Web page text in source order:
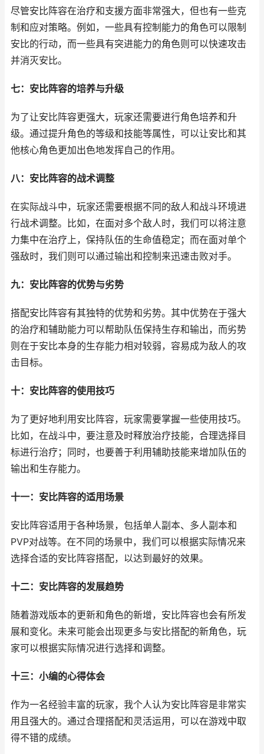
尽管安比阵容在治疗和支援方面非常强大，但也有一些克
制和应对策略。例如，一些具有控制能力的角色可以限制
安比的行动，而一些具有突进能力的角色则可以快速攻击
并消灭安比。
七：安比阵容的培养与升级
为了让安比阵容更强大，玩家还需要进行角色培养和升
级。通过提升角色的等级和技能等属性，可以让安比和其
他核心角色更加出色地发挥自己的作用。
八：安比阵容的战术调整
在实际战斗中，玩家还需要根据不同的敌人和战斗环境进
行战术调整。比如，在面对多个敌人时，我们可以将注意
力集中在治疗上，保持队伍的生命值稳定；而在面对单个
强敌时，我们则可以通过输出和控制来迅速击败对手。
九：安比阵容的优势与劣势
搭配安比阵容有其独特的优势和劣势。其中优势在于强大
的治疗和辅助能力可以帮助队伍保持生存和输出，而劣势
则在于安比本身的生存能力相对较弱，容易成为敌人的攻
击目标。
十：安比阵容的使用技巧
为了更好地利用安比阵容，玩家需要掌握一些使用技巧。
比如，在战斗中，要注意及时释放治疗技能，合理选择目
标进行治疗；同时，也要善于利用辅助技能来增加队伍的
输出和生存能力。
十一：安比阵容的适用场景
安比阵容适用于各种场景，包括单人副本、多人副本和
PVP对战等。在不同的场景中，我们可以根据实际情况来
选择合适的安比阵容搭配，以达到最好的效果。
十二：安比阵容的发展趋势
随着游戏版本的更新和角色的新增，安比阵容也会有所发
展和变化。未来可能会出现更多与安比搭配的新角色，玩
家可以根据实际情况进行选择和调整。
十三：小编的心得体会
作为一名经验丰富的玩家，我个人认为安比阵容是非常实
用且强大的。通过合理搭配和灵活运用，可以在游戏中取
得不错的成绩。